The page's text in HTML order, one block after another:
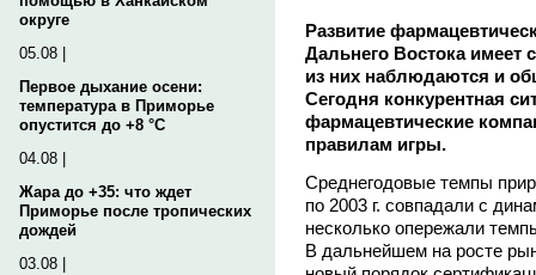
округе
05.08 |
Первое дыхание осени:
температура в Приморье
опустится до +8 °C
04.08 |
Жара до +35: что ждет
Приморье после тропических
дождей
03.08 |
Развитие
Дальнего Востока
из них наблюдаются и
Сегодня конкурентная
фармацевтические
правилам игры.
Среднегодовые темпы
по 2003 г. совпадали с
несколько опережали
В дальнейшем на росте